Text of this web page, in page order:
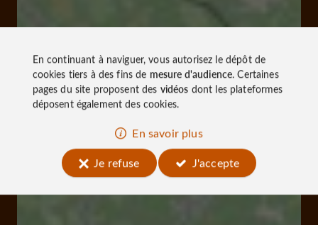
En continuant à naviguer, vous autorisez le dépôt de
cookies tiers à des fins de mesure d'audience. Certaines
pages du site proposent des vidéos dont les plateformes
déposent également des cookies.
En savoir plus
Je refuse
J'accepte